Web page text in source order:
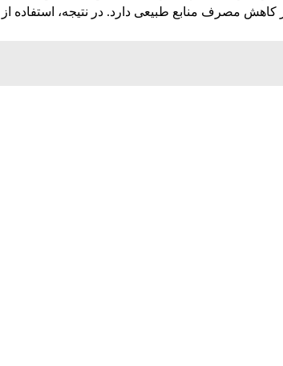
منابع طبیعی دارد. در نتیجه، استفاده از